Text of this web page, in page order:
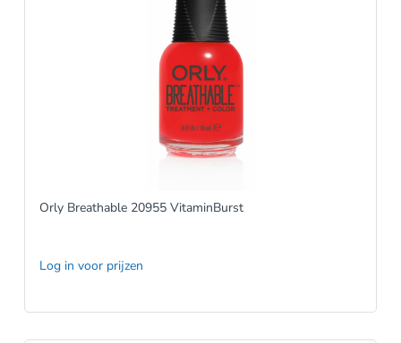
Orly Breathable 20955 VitaminBurst
Log in voor prijzen